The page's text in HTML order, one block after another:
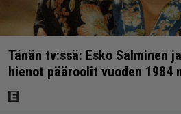
Tänän tv:ssä: Esko Salminen
hienot pääroolit vuoden 1984